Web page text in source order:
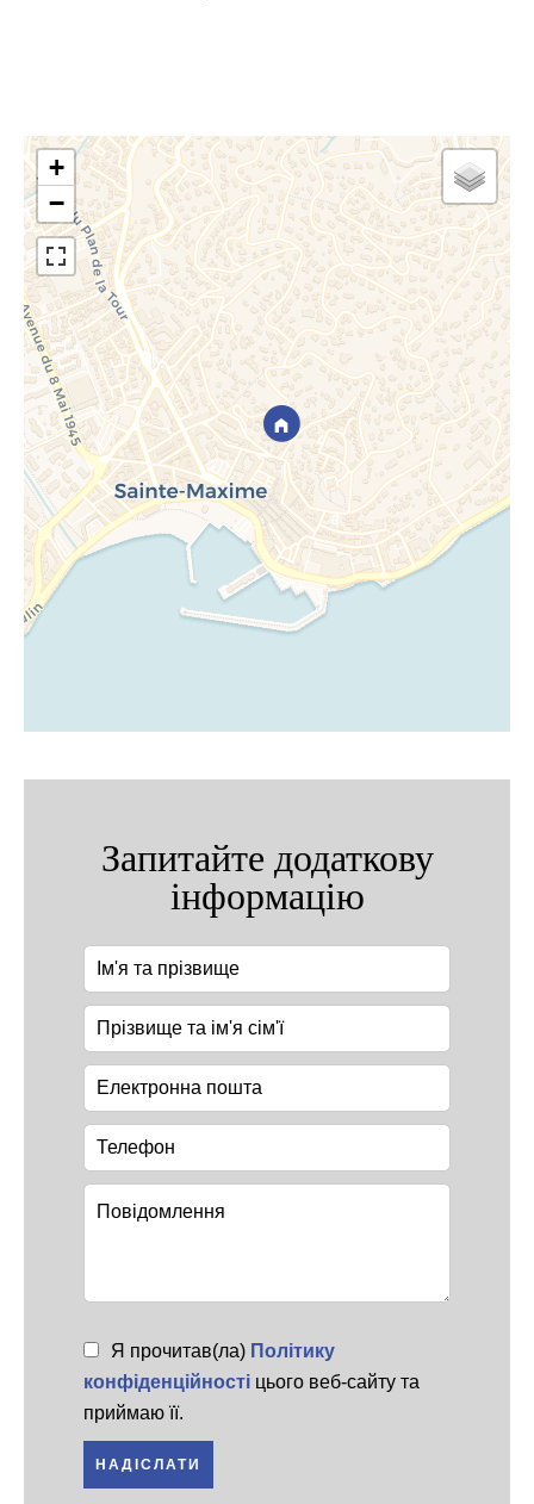
+
−
Запитайте додаткову
інформацію
Я прочитав(ла) Політику
конфіденційності цього веб-сайту та
приймаю її.
НАДІСЛАТИ